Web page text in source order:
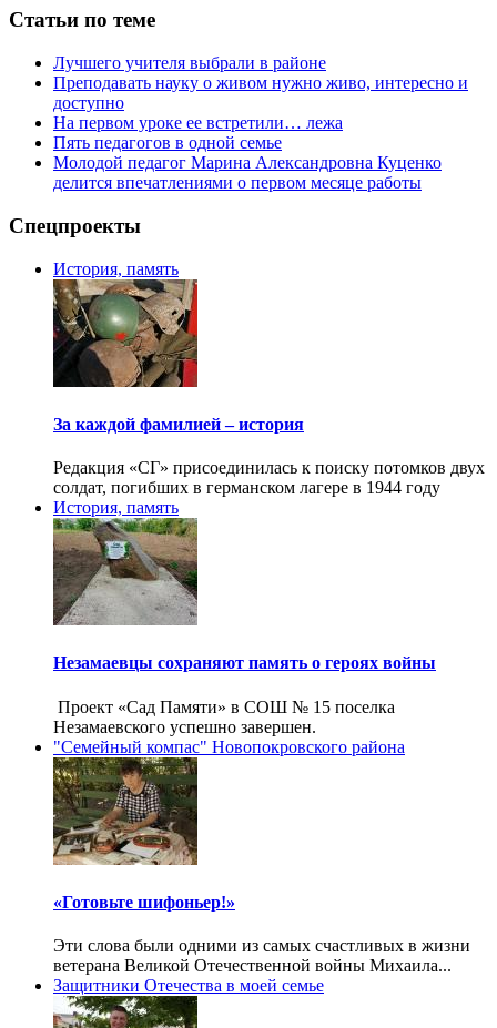
Статьи по теме
Лучшего учителя выбрали в районе
Преподавать науку о живом нужно живо, интересно и
доступно
На первом уроке ее встретили… лежа
Пять педагогов в одной семье
Молодой педагог Марина Александровна Куценко
делится впечатлениями о первом месяце работы
Спецпроекты
История, память
За каждой фамилией – история
Редакция «СГ» присоединилась к поиску потомков двух
солдат, погибших в германском лагере в 1944 году
История, память
Незамаевцы сохраняют память о героях войны
Проект «Сад Памяти» в СОШ № 15 поселка
Незамаевского успешно завершен.
"Семейный компас" Новопокровского района
«Готовьте шифоньер!»
Эти слова были одними из самых счастливых в жизни
ветерана Великой Отечественной войны Михаила...
Защитники Отечества в моей семье